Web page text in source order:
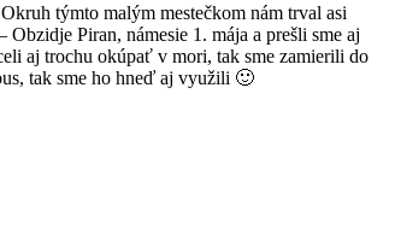
týmto malým mestečkom nám trval asi
Piran, námesie 1. mája a prešli sme aj
aj trochu okúpať v mori, tak sme zamierili do
tak sme ho hneď aj využili 🙂